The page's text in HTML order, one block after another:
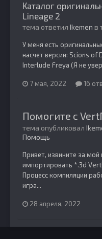
Каталог
Lineage 2
тема ответил Ikemen в
У меня есть
насчет версии: Scions
Interlude Freya (Я не
7 мая, 2022 16
Помогите с
тема опубликовал
Помощь
Привет, извините за
импортировать *.3d
Процесс компиляции
игра...
28 апреля, 2022